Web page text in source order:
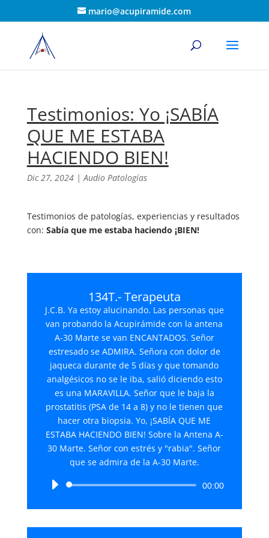
mario@acupiramide.com
Testimonios: Yo ¡SABÍA
QUE ME ESTABA
HACIENDO BIEN!
Dic 27, 2024|Audio Patologías
Testimonios de patologías, experiencias y resultados
con: Sabía que me estaba haciendo ¡BIEN!
134T.- Terapeuta
J.C.B. Ya estoy alucinando. Las personas que
van probando la Acupirámide con la antena
A-30 Marte se van ENCANTADOS. Señor
estresado se ADMIRA. Señora con dolor de
jaqueca durante de 5 días y que tomando
analgésicos no se le iba, salió diciendo esto
es una MARAVILLA. Señor que le baja la
prostatitis (PSA de 14 a 8) y no le tienen que
hacer otra biopsia. Yo, ¡SABÍA QUE ME
ESTABA HACIENDO BIEN! Sobre la Antena A-
30 Marte. Señor con estrés y "rabia". Señor
que se admira de la A-30 Marte.
Reproductor
audio
00:00